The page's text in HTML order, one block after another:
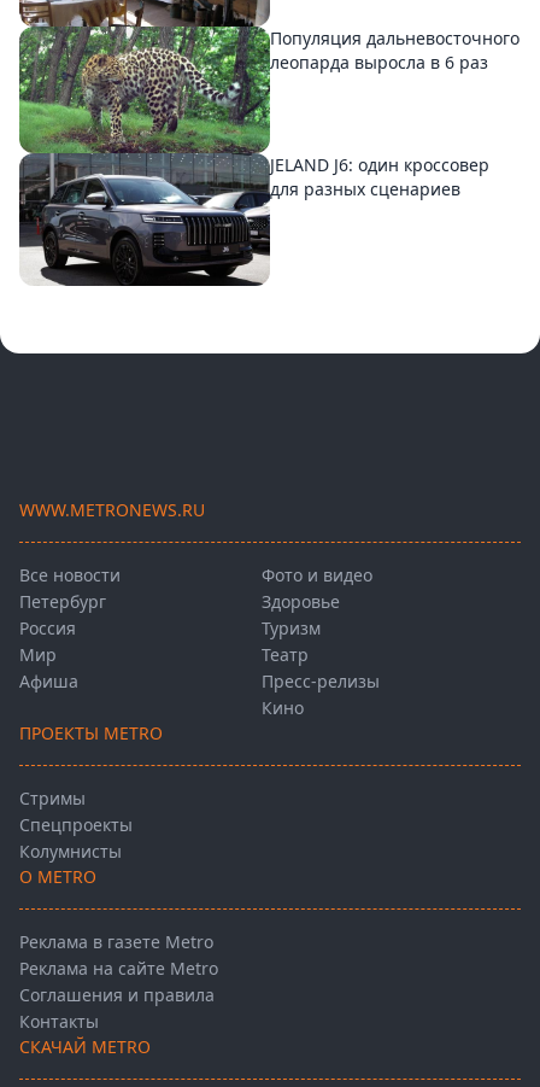
Популяция дальневосточного
леопарда выросла в 6 раз
JELAND J6: один кроссовер
для разных сценариев
WWW.METRONEWS.RU
Все новости
Петербург
Россия
Мир
Афиша
Фото и видео
Здоровье
Туризм
Театр
Пресс-релизы
Кино
ПРОЕКТЫ METRO
Стримы
Спецпроекты
Колумнисты
О METRO
Реклама в газете Metro
Реклама на сайте Metro
Соглашения и правила
Контакты
СКАЧАЙ METRO